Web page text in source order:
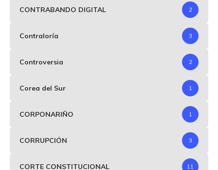
CONTRABANDO DIGITAL 2
Contraloría 3
Controversia 2
Corea del Sur 1
CORPONARIÑO 1
CORRUPCIÓN 3
CORTE CONSTITUCIONAL 11